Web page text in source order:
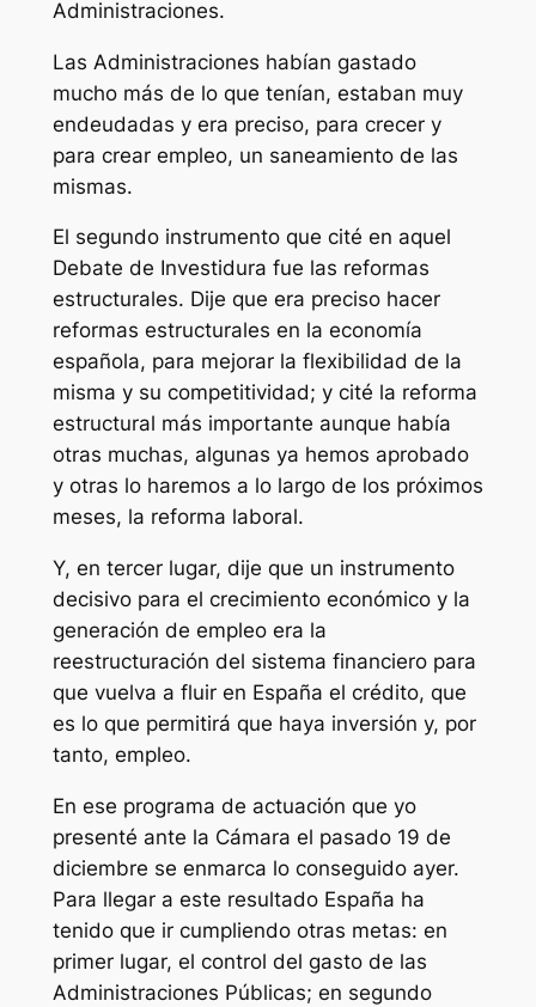
Administraciones.
Las Administraciones habían gastado
mucho más de lo que tenían, estaban muy
endeudadas y era preciso, para crecer y
para crear empleo, un saneamiento de las
mismas.
El segundo instrumento que cité en aquel
Debate de Investidura fue las reformas
estructurales. Dije que era preciso hacer
reformas estructurales en la economía
española, para mejorar la flexibilidad de la
misma y su competitividad; y cité la reforma
estructural más importante aunque había
otras muchas, algunas ya hemos aprobado
y otras lo haremos a lo largo de los próximos
meses, la reforma laboral.
Y, en tercer lugar, dije que un instrumento
decisivo para el crecimiento económico y la
generación de empleo era la
reestructuración del sistema financiero para
que vuelva a fluir en España el crédito, que
es lo que permitirá que haya inversión y, por
tanto, empleo.
En ese programa de actuación que yo
presenté ante la Cámara el pasado 19 de
diciembre se enmarca lo conseguido ayer.
Para llegar a este resultado España ha
tenido que ir cumpliendo otras metas: en
primer lugar, el control del gasto de las
Administraciones Públicas; en segundo